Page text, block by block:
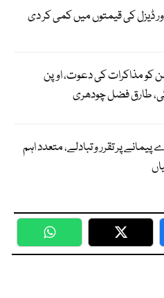
ڈیزل کی قیمتوں میں کمی کر دی
کو مذاکرات کی دعوت، اوپن
طارق فضل چودھری
پر تقرر و تبادلے، متعدد اہم
WhatsApp Twitter